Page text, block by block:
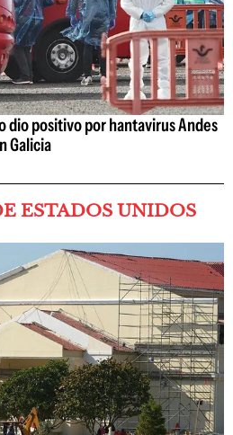
dio positivo por hantavirus Andes
Galicia
ESTADOS UNIDOS